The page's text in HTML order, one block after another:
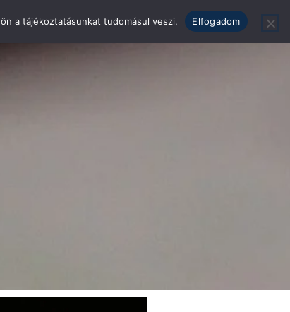
Kapcsolat
a tájékoztatásunkat tudomásul veszi. Elfogadom